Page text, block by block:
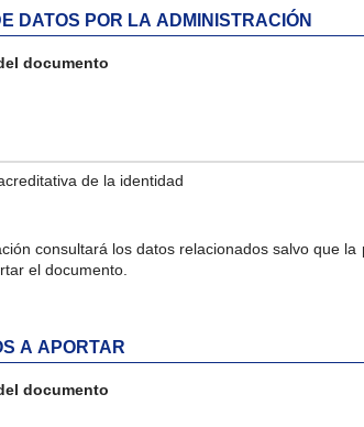
DATOS POR LA ADMINISTRACIÓN
documento
Listado de documentos consultables
de la identidad
consultará los datos relacionados salvo que
el documento.
A APORTAR
documento